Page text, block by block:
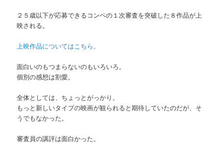
２５歳以下が応募できるコンペの１次審査を突破した８作品が上
映される。
上映作品についてはこちら。
面白いのもつまらないのもいろいろ。
個別の感想は割愛。
全体としては、ちょっとがっかり。
もっと新しいタイプの映画が観られると期待していたのだが、そ
うでもなかった。
審査員の講評は面白かった。